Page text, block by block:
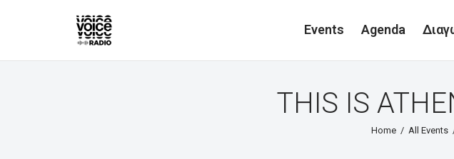
Events Agenda
THIS IS
Home All Events